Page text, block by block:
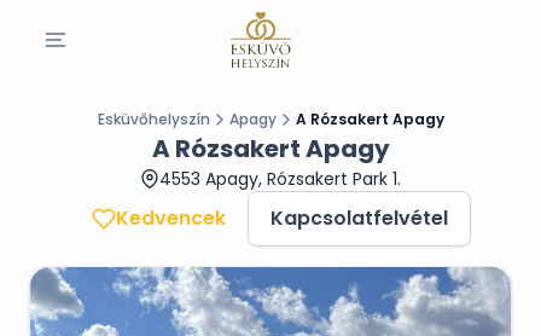
Esküvőhelyszín Apagy A Rózsakert Apagy
A Rózsakert Apagy
4553 Apagy, Rózsakert Park 1.
Kedvencek Kapcsolatfelvétel